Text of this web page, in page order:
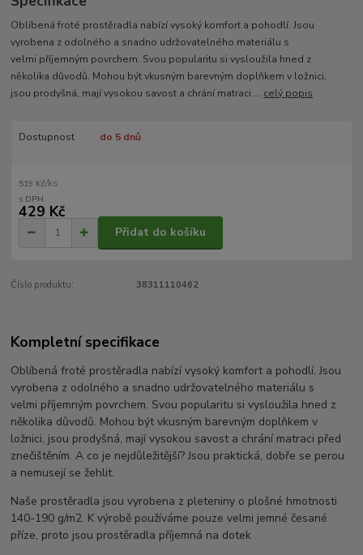
Oblíbená froté prostěradla nabízí vysoký komfort a pohodlí. Jsou
vyrobena z odolného a snadno udržovatelného materiálu s
velmi příjemným povrchem. Svou popularitu si vysloužila hned z
několika důvodů. Mohou být vkusným barevným doplňkem v ložnici,
jsou prodyšná, mají vysokou savost a chrání matraci ... celý popis
Dostupnost do 5 dnů
519 Kč/ks
429 Kč
Přidat do košíku
Číslo produktu: 38311110462
Kompletní specifikace
Oblíbená froté prostěradla nabízí vysoký komfort a pohodlí. Jsou
vyrobena z odolného a snadno udržovatelného materiálu s
velmi příjemným povrchem. Svou popularitu si vysloužila hned z
několika důvodů. Mohou být vkusným barevným doplňkem v
ložnici, jsou prodyšná, mají vysokou savost a chrání matraci před
znečištěním. A co je nejdůležitější? Jsou praktická, dobře se perou
a nemusejí se žehlit.
Naše prostěradla jsou vyrobena z pleteniny o plošné hmotnosti
140-190 g/m2. K výrobě používáme pouze velmi jemné česané
příze, proto jsou prostěradla příjemná na dotek